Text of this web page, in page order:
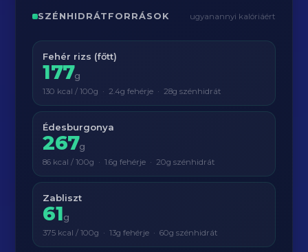
SZÉNHIDRÁTFORRÁSOK ugyanannyi kalóriáért
Fehér rizs (főtt)
177g
130 kcal / 100g · 2.4g fehérje · 28g szénhidrát
Édesburgonya
267g
86 kcal / 100g · 1.6g fehérje · 20g szénhidrát
Zabliszt
61g
375 kcal / 100g · 13g fehérje · 60g szénhidrát